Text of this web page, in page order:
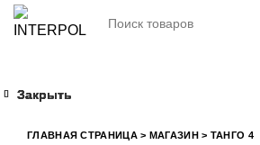
ГЛАВНАЯ СТРАНИЦА> МАГАЗИН> ТАНГО 4
Закрыть
Закрыть
Закрыть
Закрыть